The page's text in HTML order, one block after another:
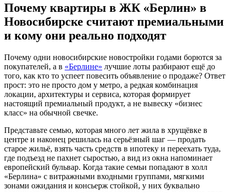
Почему квартиры в ЖК «Берлин» в
Новосибирске считают премиальными
и кому они реально подходят
Почему одни новосибирские новостройки годами борются за
покупателей, а в «Берлине» лучшие лоты разбирают ещё до
того, как кто то успеет повесить объявление о продаже? Ответ
прост: это не просто дом у метро, а редкая комбинация
локации, архитектуры и сервиса, которая формирует
настоящий премиальный продукт, а не вывеску «бизнес
класс» на обычной свечке.
Представьте семью, которая много лет жила в хрущёвке в
центре и наконец решилась на серьёзный шаг — продать
старое жильё, взять часть средств в ипотеку и переехать туда,
где подъезд не пахнет сыростью, а вид из окна напоминает
европейский бульвар. Когда такие семьи попадают в холл
«Берлина» с витражными входными группами, мягкими
зонами ожидания и консьерж стойкой, у них буквально